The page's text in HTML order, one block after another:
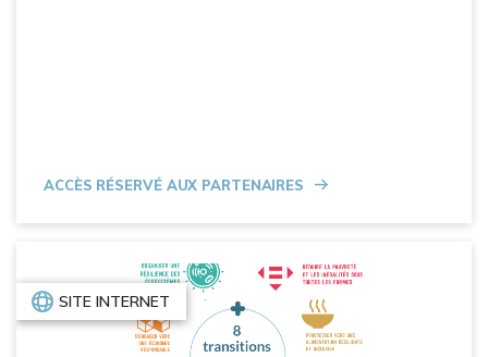
Accès réservé aux partenaires
SITE INTERNET